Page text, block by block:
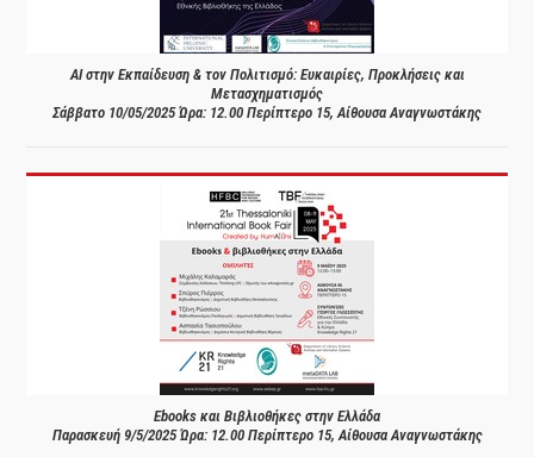
AI στην Εκπαίδευση & τον Πολιτισμό: Ευκαιρίες, Προκλήσεις και
Μετασχηματισμός
Σάββατο 10/05/2025 Ώρα: 12.00 Περίπτερο 15, Αίθουσα Αναγνωστάκης
Ebooks και Βιβλιοθήκες στην Ελλάδα
Παρασκευή 9/5/2025 Ώρα: 12.00 Περίπτερο 15, Αίθουσα Αναγνωστάκης